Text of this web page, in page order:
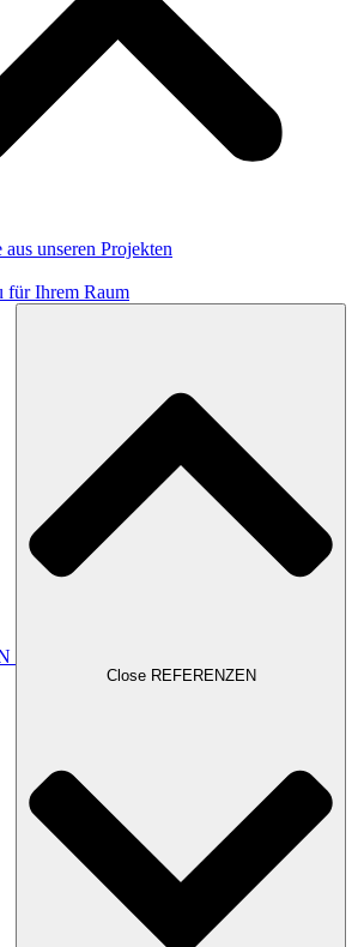
aus unseren Projekten
für Ihrem Raum
Close REFERENZEN